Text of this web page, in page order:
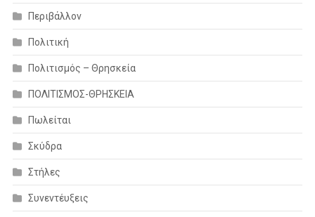
Περιβάλλον
Πολιτική
Πολιτισμός – Θρησκεία
ΠΟΛΙΤΙΣΜΟΣ-ΘΡΗΣΚΕΙΑ
Πωλείται
Σκύδρα
Στήλες
Συνεντέυξεις